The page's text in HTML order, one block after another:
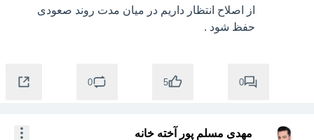
حفظ شود .
0
5
0
مهدی مسلم پور آخته خانه